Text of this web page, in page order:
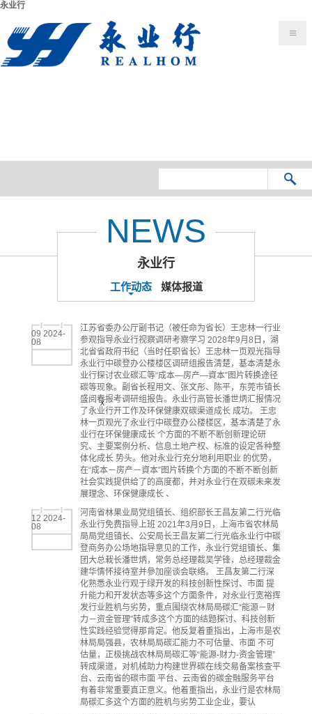
永业行
x
NEWS
永业行
工作动态 媒体报道
09 2024-
08
江苏省委办公厅副书记（被任命为省长）王忠林一行业
参观指导永业行视察调研考察学习 2028年9月8日，湖
北省省政府书纪（当时任职省长）王忠林一页观光指导
永业行中碳登办公楼楼区调研组报告清楚，基本清楚永
业行探讨农业碳汇等“成本—房产—資本”图片转换途径
碳等现象。副省长程用文、张文彤、陈平，东莞市镇长
盛阅春报考调研组报告。永业行高管长潘世炳汇报情况
了永业行开工作及环保健康双碳渠道成长 成功。 王忠
林一页观光了永业行中碳登办公楼楼区，基本清楚了永
业行在环保健康成长 个方面的不断不断创新理论研
究、主要案例分析、信息土地产权、标准的设定各种整
体化成长 势头。他对永业行充分地利用职业 的优势，
在“成本－房产－資本”图片转换个方面的不断不断创新
社会实践提供给了的高度都，并对永业行在双碳未来发
展理念、环保健康成长 、
12 2024-
08
河南省林果业局党组镇长、组织部长王昌友第二行光临
永业行免费指导上班 2021年3月9日，上海市省农林局
局局党组镇长、公安局长王昌友第二行光临永业行中碳
登商务办公场地指导意见的工作，永业行党组镇长、集
团大总栽长潘世炳，常务总经理裁吴学锋，总经理裁金
建华情怀接待室并參加座谈会联络。 王昌友第二行深
化熟悉永业行观于绿开发的科技创新性探讨、市面 提
升能力和开发状态等多这个方面条件，对永业行宽裕挥
发行业胜机与劣势，重点围绕农林局局碳汇“能源－财
力－资金管理”转成多这个方面的结题探讨、科技创新
性实践经验觉得那肯定。他反复着重指出，上海市是农
林局局强县，农林局局碳汇能力不可估量、市面 不可
估量，正极挑战农林局局碳汇等“能源-财力-资金管理”
转成渠道，对机械助力构建世界碳在线交易备案核查平
台、云南省的碳市面 平台、云南省的碳金融服务平台
有着非常重要真正意义。他着重指出，永业行是农林局
局碳汇多这个方面的胜机与劣势工业企业，要认